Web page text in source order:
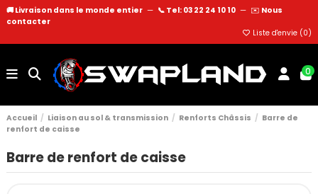
🚚 Livraison dans le monde entier — 📞 Tel: 03 22 24 10 10 — ✉️ Nous
contacter
Liste d'envie (0)
0
Accueil Liaison au sol & transmission Renforts Châssis
Barre de
renfort de caisse
Barre de renfort de caisse